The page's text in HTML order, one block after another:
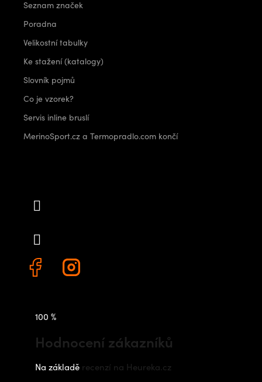
Seznam značek
Poradna
Velikostní tabulky
Ke stažení (katalogy)
Slovník pojmů
Co je vzorek?
Servis inline bruslí
MerinoSport.cz a Termopradlo.com končí
100 %
Hodnocení zákazníků
Na základě recenzí na Heureka.cz